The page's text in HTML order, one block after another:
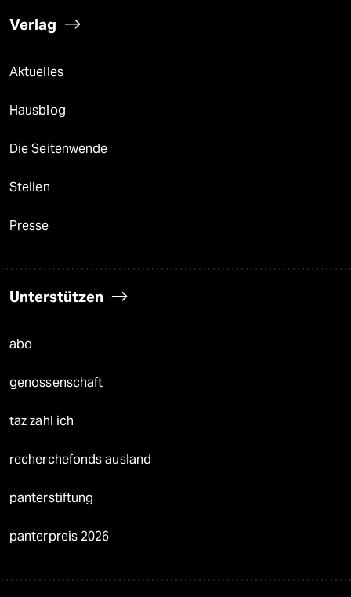
Verlag
Aktuelles
Hausblog
Die Seitenwende
Stellen
Presse
Unterstützen
abo
genossenschaft
taz zahl ich
recherchefonds ausland
panterstiftung
panterpreis 2026